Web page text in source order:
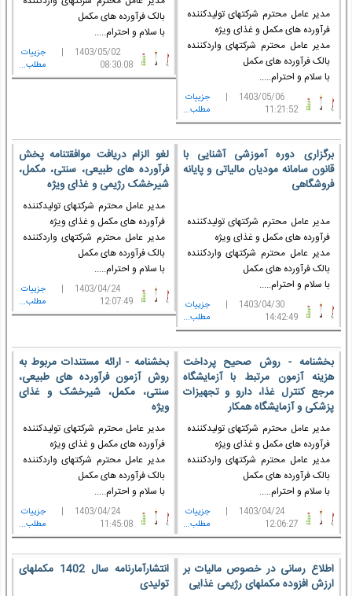
مدیر عامل محترم شرکتهای تولیدکننده
فرآورده های مکمل و غذای ویژه
مدیر عامل محترم شرکتهای واردکننده
بالک فرآورده های مکمل
با سلام و احترام.....
1403/05/06 |
11:21:52
جزييات
مطلب...
بالک فرآورده های مکمل
با سلام و احترام.....
1403/05/02 |
08:30:08
جزييات
مطلب...
برگزاری دوره آموزشی آشنایی با
قانون سامانه مودیان مالیاتی و پایانه
فروشگاهی
مدیر عامل محترم شرکتهای تولیدکننده
فرآورده های مکمل و غذای ویژه
مدیر عامل محترم شرکتهای واردکننده
بالک فرآورده های مکمل
با سلام و احترام.....
1403/04/30 |
14:42:49
جزييات
مطلب...
لغو الزام دریافت موافقتنامه پخش
فرآورده های طبیعی، سنتی، مکمل،
شیرخشک رژیمی و غذای ویژه
مدیر عامل محترم شرکتهای تولیدکننده
فرآورده های مکمل و غذای ویژه
مدیر عامل محترم شرکتهای واردکننده
بالک فرآورده های مکمل
با سلام و احترام.....
1403/04/24 |
12:07:49
جزييات
مطلب...
بخشنامه - روش صحیح پرداخت
هزینه آزمون مرتبط با آزمایشگاه
مرجع کنترل غذا، دارو و تجهیزات
پزشکی و آزمایشگاه همکار
مدیر عامل محترم شرکتهای تولیدکننده
فرآورده های مکمل و غذای ویژه
مدیر عامل محترم شرکتهای واردکننده
بالک فرآورده های مکمل
با سلام و احترام.....
1403/04/24 |
12:06:27
جزييات
مطلب...
بخشنامه - ارائه مستندات مربوط به
روش آزمون فرآورده های طبیعی،
سنتی، مکمل، شیرخشک و غذای
ویژه
مدیر عامل محترم شرکتهای تولیدکننده
فرآورده های مکمل و غذای ویژه
مدیر عامل محترم شرکتهای واردکننده
بالک فرآورده های مکمل
با سلام و احترام.....
1403/04/24 |
11:45:08
جزييات
مطلب...
اطلاع رسانی در خصوص مالیات بر
ارزش افزوده مکملهای رژیمی غذایی
انتشارآمارنامه سال 1402 مکملهای
تولیدی